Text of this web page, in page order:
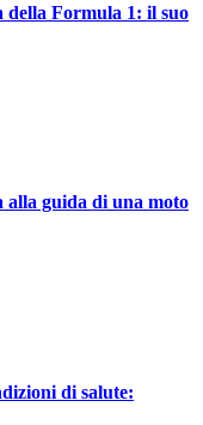
della Formula 1: il suo
alla guida di una moto
di salute: